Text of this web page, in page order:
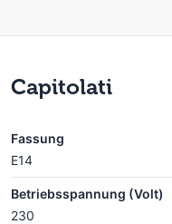
Capitolati
Fassung
E14
Betriebsspannung (Volt)
230